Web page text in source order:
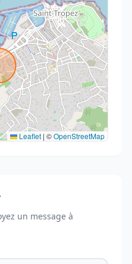
Leaflet | ©OpenStreetMap
un message à